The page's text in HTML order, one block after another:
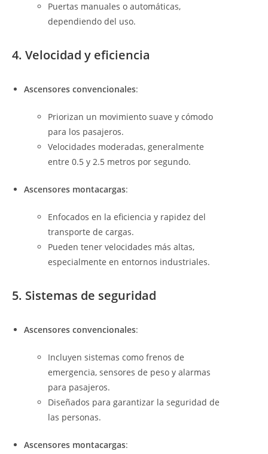
Puertas manuales o automáticas,
dependiendo del uso.
4. Velocidad y eficiencia
Ascensores convencionales:
Priorizan un movimiento suave y cómodo
para los pasajeros.
Velocidades moderadas, generalmente
entre 0.5 y 2.5 metros por segundo.
Ascensores montacargas:
Enfocados en la eficiencia y rapidez del
transporte de cargas.
Pueden tener velocidades más altas,
especialmente en entornos industriales.
5. Sistemas de seguridad
Ascensores convencionales:
Incluyen sistemas como frenos de
emergencia, sensores de peso y alarmas
para pasajeros.
Diseñados para garantizar la seguridad de
las personas.
Ascensores montacargas: